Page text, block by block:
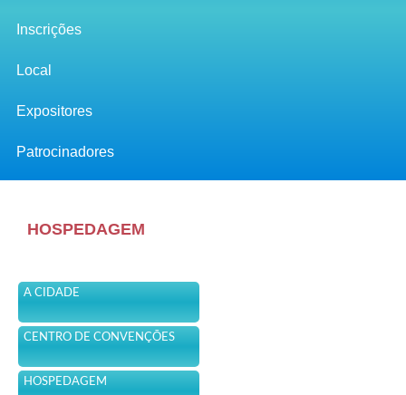
Inscrições
Local
Expositores
Patrocinadores
HOSPEDAGEM
A CIDADE
CENTRO DE CONVENÇÕES
HOSPEDAGEM